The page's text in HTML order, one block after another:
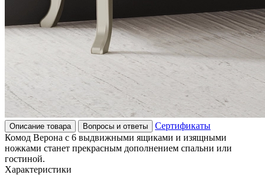
Описание товара Вопросы и ответы
Сертификаты
Комод Верона с 6 выдвижными ящиками и изящными
ножками станет прекрасным дополнением спальни или
гостиной.
Характеристики